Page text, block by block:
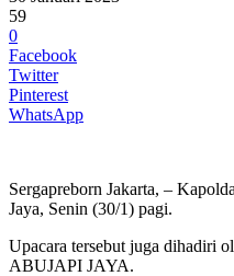
59
0
Facebook
Twitter
Pinterest
WhatsApp
Sergapreborn Jakarta, –
Jaya, Senin (30/1) pagi.
Upacara tersebut juga dihadiri
ABUJAPI JAYA.